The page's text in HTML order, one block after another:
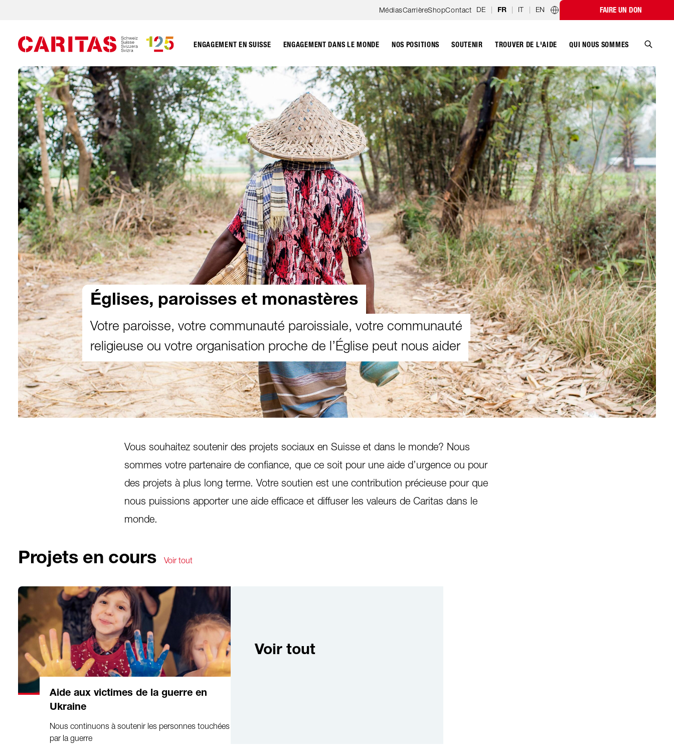
Aller au contenu
MédiasCarrièreShopContact DE | FR | IT | EN
Programmes par paysFAIRE UN DON
ENGAGEMENT EN SUISSE ENGAGEMENT DANS LE MONDE NOS POSITIONS SOUTENIR TROUVER DE L'AIDE QUI NOUS SOMMES
Églises, paroisses et monastères
Votre paroisse, votre communauté paroissiale, votre communauté
religieuse ou votre organisation proche de l’Église peut nous aider
Vous souhaitez soutenir des projets sociaux en Suisse et dans le monde? Nous
sommes votre partenaire de confiance, que ce soit pour une aide d’urgence ou pour
des projets à plus long terme. Votre soutien est une contribution précieuse pour que
nous puissions apporter une aide efficace et diffuser les valeurs de Caritas dans le
monde.
Projets en cours Voir tout
Aide aux victimes de la guerre en
Ukraine
Nous continuons à soutenir les personnes touchées
par la guerre
Voir tout